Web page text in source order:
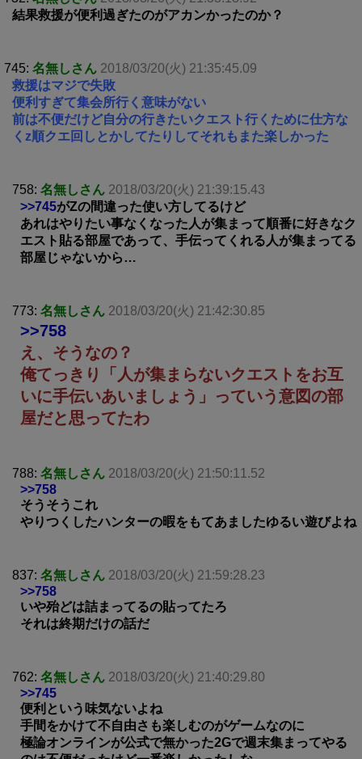
結果救援が便利過ぎたのがアカンかったのか？
745: 名無しさん 2018/03/20(火) 21:35:45.09
救援はマジで失敗
便利すぎて集会所行く意味がない
前は不便だけど自分の行きたいクエスト行くために仕方な
くz順クエ回しとかしてたりしてそれもまた楽しかった
758: 名無しさん 2018/03/20(火) 21:39:15.43
>>745がZの間違った使い方してるけど
あれはやりたい事なくなった人が集まって順番に好きなク
エスト貼る部屋であって、手伝ってくれる人が集まってる
部屋じゃないから…
773: 名無しさん 2018/03/20(火) 21:42:30.85
>>758
え、そうなの？
俺てっきり「人が集まらないクエストをお互
いに手伝いあいましょう」っていう意図の部
屋だと思ってたわ
788: 名無しさん 2018/03/20(火) 21:50:11.52
>>758
そうそうこれ
やりつくしたハンターの暇をもてあましたゆるい遊びよね
837: 名無しさん 2018/03/20(火) 21:59:28.23
>>758
いや殆どは詰まってるの貼ってたろ
それは終期だけの話だ
762: 名無しさん 2018/03/20(火) 21:40:29.80
>>745
便利という味気ないよね
手間をかけて不自由さも楽しむのがゲームなのに
極論オンラインが公式で無かった2Gで週末集まってやる